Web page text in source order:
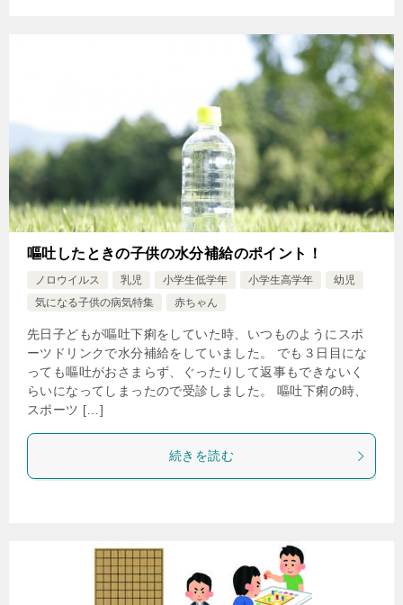
嘔吐したときの子供の水分補給のポイント！
ノロウイルス 乳児 小学生低学年 小学生高学年
幼児
気になる子供の病気特集
赤ちゃん
先日子どもが嘔吐下痢をしていた時、いつものようにスポ
ーツドリンクで水分補給をしていました。 でも３日目にな
っても嘔吐がおさまらず、ぐったりして返事もできないく
らいになってしまったので受診しました。 嘔吐下痢の時、
スポーツ […]
続きを読む